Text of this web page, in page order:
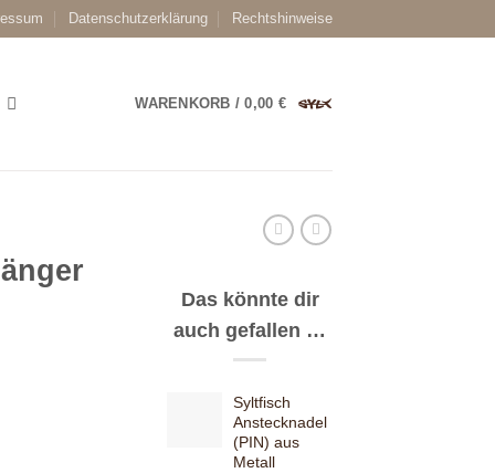
Datenschutzerklärung Rechtshinweise
WARENKORB /0,00 €
Das könnte dir
auch gefallen …
Syltfisch
Anstecknadel
(PIN) aus
Metall